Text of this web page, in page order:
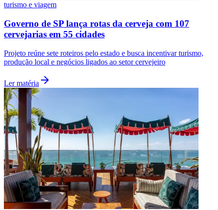
Flamengo
turismo e viagem
Governo de SP lança rotas da cerveja com 107
cervejarias em 55 cidades
Projeto reúne sete roteiros pelo estado e busca incentivar turismo,
produção local e negócios ligados ao setor cervejeiro
Ler matéria